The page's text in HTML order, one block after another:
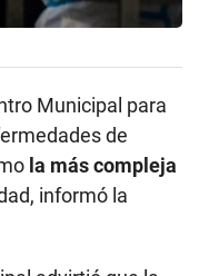
Municipal para
de
la más compleja
informó la